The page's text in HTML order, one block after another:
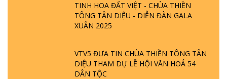
TINH HOA ĐẤT VIỆT - CHÙA THIỀN
TÔNG TÂN DIỆU - DIỄN ĐÀN GALA
XUÂN 2025
VTV5 ĐƯA TIN CHÙA THIỀN TÔNG TÂN
DIỆU THAM DỰ LỄ HỘI VĂN HOÁ 54
DÂN TỘC